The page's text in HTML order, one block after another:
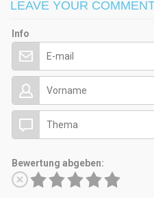
LEAVE YOUR
Info
Bewertung abgeben: